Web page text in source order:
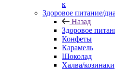
к
Здоровое питание/
Назад
Здоровое
Конфеты
Карамель
Шоколад
Халва/козинаки